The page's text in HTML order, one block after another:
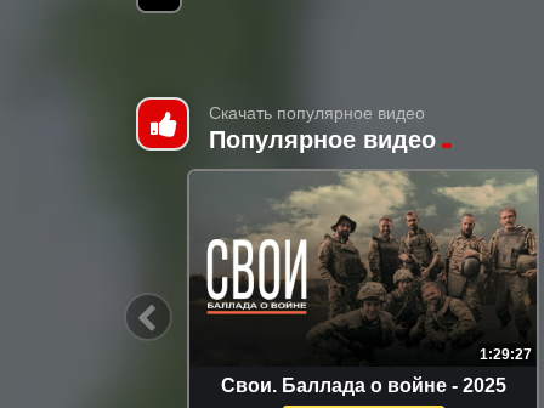
Скачать популярное видео
Популярное видео
1:29:27
Свои. Баллада о войне - 2025